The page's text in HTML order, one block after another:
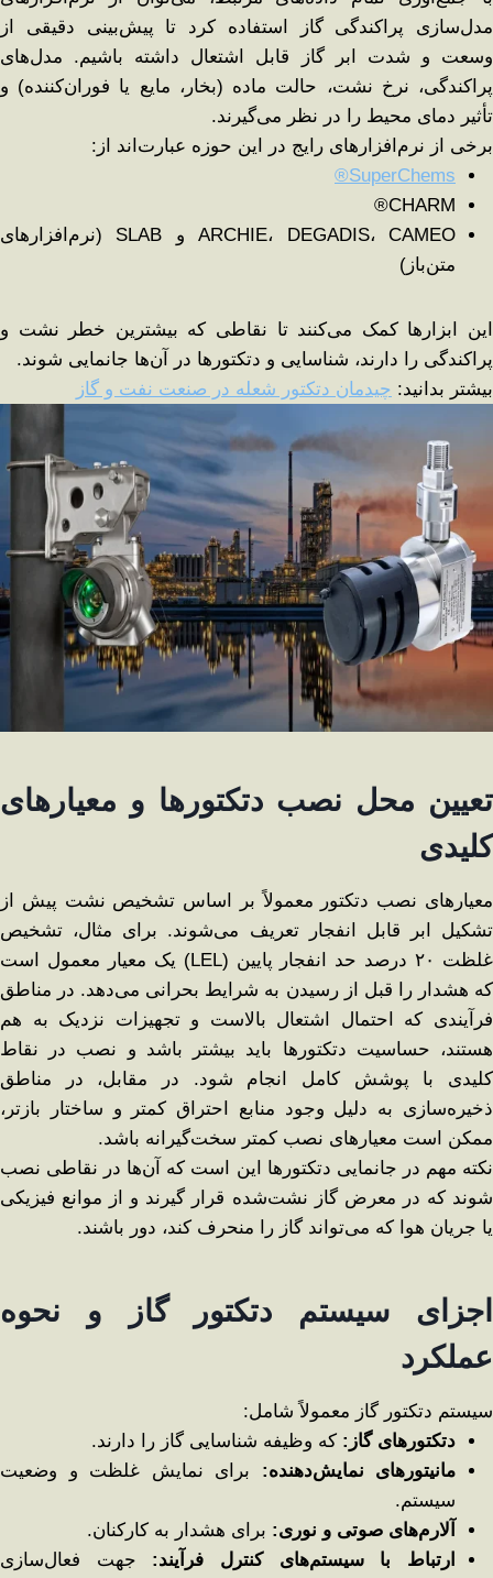
مدل‌سازی پراکندگی گاز استفاده کرد تا پیش‌بینی دقیقی از
وسعت و شدت ابر گاز قابل اشتعال داشته باشیم. مدل‌های
پراکندگی، نرخ نشت، حالت ماده (بخار، مایع یا فوران‌کننده) و
تأثیر دمای محیط را در نظر می‌گیرند.
برخی از نرم‌افزارهای رایج در این حوزه عبارت‌اند از:
SuperChems®
CHARM®
ARCHIE، DEGADIS، CAMEO و SLAB (نرم‌افزارهای
متن‌باز)
این ابزارها کمک می‌کنند تا نقاطی که بیشترین خطر نشت و
پراکندگی را دارند، شناسایی و دتکتورها در آن‌ها جانمایی شوند.
بیشتر بدانید: چیدمان دتکتور شعله در صنعت نفت و گاز
تعیین محل نصب دتکتورها و معیارهای
کلیدی
معیارهای نصب دتکتور معمولاً بر اساس تشخیص نشت پیش از
تشکیل ابر قابل انفجار تعریف می‌شوند. برای مثال، تشخیص
غلظت ۲۰ درصد حد انفجار پایین (LEL) یک معیار معمول است
که هشدار را قبل از رسیدن به شرایط بحرانی می‌دهد. در مناطق
فرآیندی که احتمال اشتعال بالاست و تجهیزات نزدیک به هم
هستند، حساسیت دتکتورها باید بیشتر باشد و نصب در نقاط
کلیدی با پوشش کامل انجام شود. در مقابل، در مناطق
ذخیره‌سازی به دلیل وجود منابع احتراق کمتر و ساختار بازتر،
ممکن است معیارهای نصب کمتر سخت‌گیرانه باشد.
نکته مهم در جانمایی دتکتورها این است که آن‌ها در نقاطی نصب
شوند که در معرض گاز نشت‌شده قرار گیرند و از موانع فیزیکی
یا جریان هوا که می‌تواند گاز را منحرف کند، دور باشند.
اجزای سیستم دتکتور گاز و نحوه
عملکرد
سیستم دتکتور گاز معمولاً شامل:
دتکتورهای گاز : که وظیفه شناسایی گاز را دارند.
مانیتورهای نمایش‌دهنده: برای نمایش غلظت و وضعیت
سیستم.
آلارم‌های صوتی و نوری: برای هشدار به کارکنان.
ارتباط با سیستم‌های کنترل فرآیند: جهت فعال‌سازی